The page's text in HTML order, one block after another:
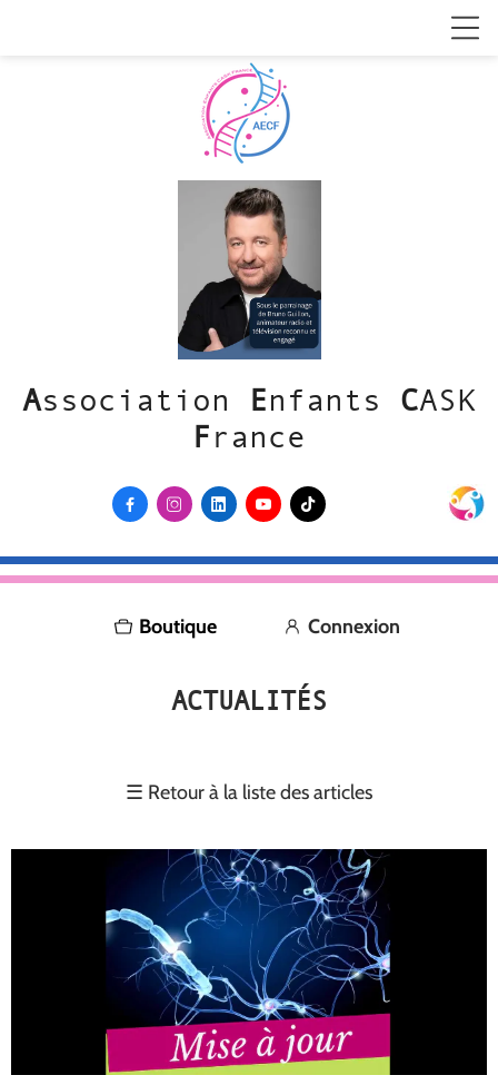
Association Enfants CASK
France
    
Boutique Connexion
ACTUALITÉS
☰ Retour à la liste des articles